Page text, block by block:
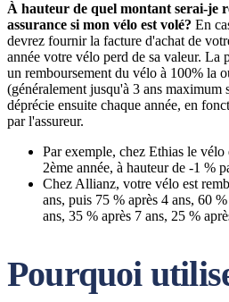
À hauteur de quel montant serai-je
assurance si mon vélo est volé? En
devrez fournir la facture d'achat de
année votre vélo perd de sa valeur. La
un remboursement du vélo à 100% la
(généralement jusqu'à 3 ans maximum
déprécie ensuite chaque année, en
par l'assureur.
Par exemple, chez Ethias le vélo
2ème année, à hauteur de -1 %
Chez Allianz, votre vélo est
ans, puis 75 % après 4 ans, 60
ans, 35 % après 7 ans, 25 %
Pourquoi